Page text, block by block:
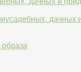
дачных